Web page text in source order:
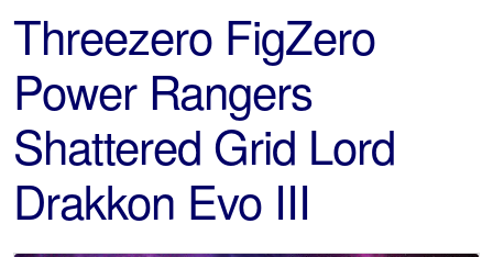
Threezero FigZero
Power Rangers
Shattered Grid Lord
Drakkon Evo III